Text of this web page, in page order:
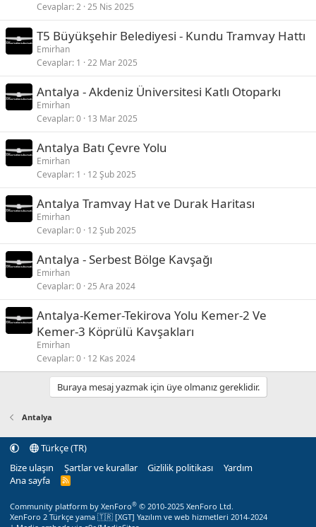
Cevaplar 2 25 Nis 2025
T5 Büyükşehir Belediyesi - Kundu Tramvay Hattı
Emirhan
Cevaplar 1 22 Mar 2025
Antalya - Akdeniz Üniversitesi Katlı Otoparkı
Emirhan
Cevaplar 0 13 Mar 2025
Antalya Batı Çevre Yolu
Emirhan
Cevaplar 1 12 Şub 2025
Antalya Tramvay Hat ve Durak Haritası
Emirhan
Cevaplar 0 12 Şub 2025
Antalya - Serbest Bölge Kavşağı
Emirhan
Cevaplar 0 25 Ara 2024
Antalya-Kemer-Tekirova Yolu Kemer-2 Ve
Kemer-3 Köprülü Kavşakları
Emirhan
Cevaplar 0 12 Kas 2024
Buraya mesaj yazmak için üye olmanız gereklidir.
Antalya
Türkçe (TR)
Bize ulaşın
Şartlar ve kurallar Gizlilik politikası
Yardım
Ana sayfa
R
Community platform by XenForo® © 2010-2025 XenForo Ltd.
XenForo 2 Türkçe yama 🇹🇷 [XGT] Yazılım ve web hizmetleri 2014-2024